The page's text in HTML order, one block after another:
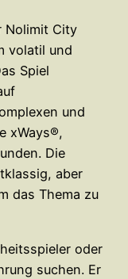
Nolimit City
volatil und
Spiel
und
xWays®,
Die
aber
das Thema zu
oder
suchen. Er